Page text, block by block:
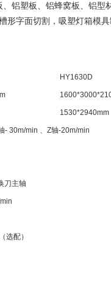
铝塑板、铝蜂窝板、铝型
形字面切割，吸塑灯箱模
HY1630D
1530*2940mm
- 30m/min 、Z轴-20m/min
刀主轴
选配）